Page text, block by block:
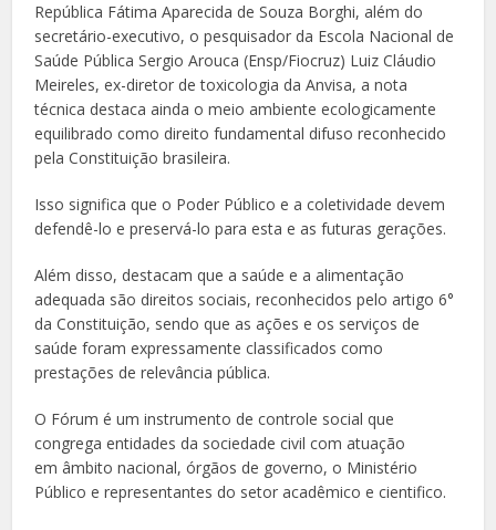
República Fátima Aparecida de Souza Borghi, além do
secretário-executivo, o pesquisador da Escola Nacional de
Saúde Pública Sergio Arouca (Ensp/Fiocruz) Luiz Cláudio
Meireles, ex-diretor de toxicologia da Anvisa, a nota
técnica destaca ainda o meio ambiente ecologicamente
equilibrado como direito fundamental difuso reconhecido
pela Constituição brasileira.
Isso significa que o Poder Público e a coletividade devem
defendê-lo e preservá-lo para esta e as futuras gerações.
Além disso, destacam que a saúde e a alimentação
adequada são direitos sociais, reconhecidos pelo artigo 6°
da Constituição, sendo que as ações e os serviços de
saúde foram expressamente classificados como
prestações de relevância pública.
O Fórum é um instrumento de controle social que
congrega entidades da sociedade civil com atuação
em âmbito nacional, órgãos de governo, o Ministério
Público e representantes do setor acadêmico e cientifico.